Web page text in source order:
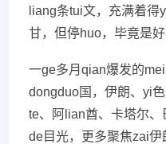
liang条tui文，充满着
甘，但停huo，毕竟是好
一ge多月qian爆发的
dongduo国，伊朗、yi
te、阿lian酋、卡塔尔
de目光，更多聚焦zai伊